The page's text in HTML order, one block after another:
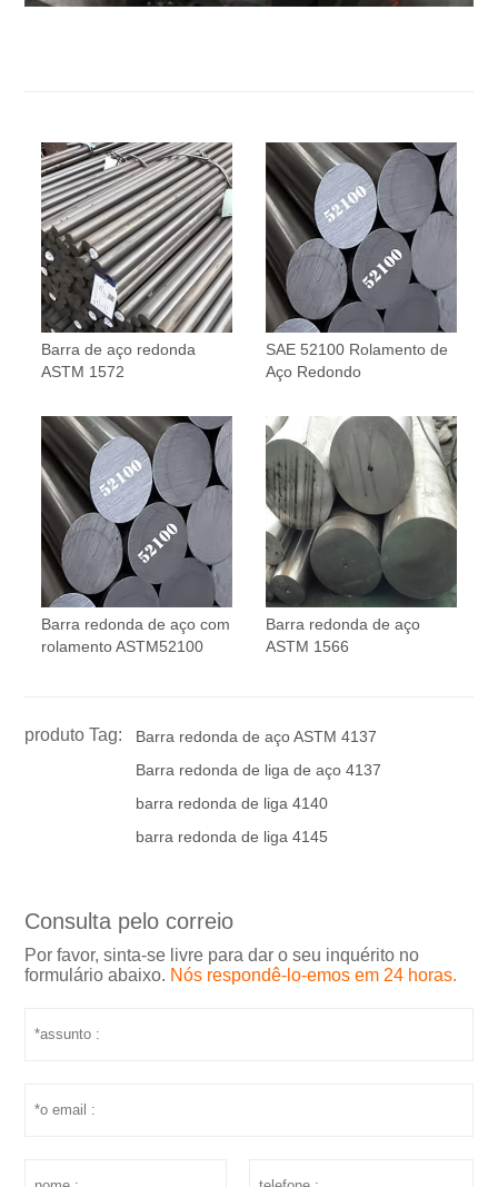
Barra de aço redonda
ASTM 1572
SAE 52100 Rolamento de
Aço Redondo
Barra redonda de aço com
rolamento ASTM52100
Barra redonda de aço
ASTM 1566
produto Tag:
Barra redonda de aço ASTM 4137
Barra redonda de liga de aço 4137
barra redonda de liga 4140
barra redonda de liga 4145
Consulta pelo correio
Por favor, sinta-se livre para dar o seu inquérito no
formulário abaixo. Nós respondê-lo-emos em 24 horas.